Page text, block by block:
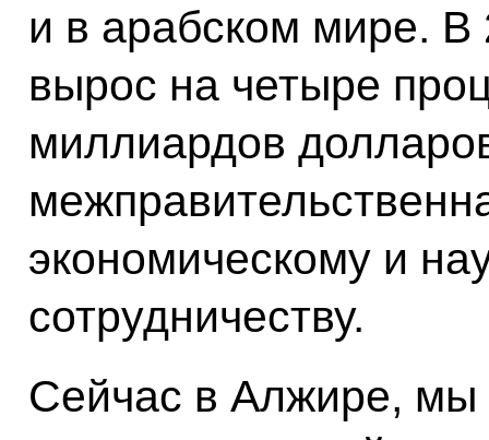
и в арабском мире. В
вырос на четыре
миллиардов
экономическому и
сотрудничеству.
Сейчас в Алжире, мы